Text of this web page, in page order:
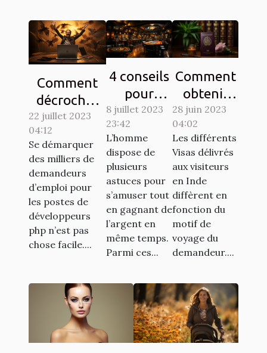
Comment
décrocher
son emploi
de rêve en
tant que
développeur
PHP ?
22 juillet 2023
04:12
Se démarquer
des milliers de
demandeurs
d’emploi pour
les postes de
développeurs
php n’est pas
chose facile....
4 conseils
pour
gagner au
jeu de
casino
aviator
8 juillet 2023
23:42
L’homme
dispose de
plusieurs
astuces pour
s’amuser tout
en gagnant de
l’argent en
même temps.
Parmi ces...
Comment
obtenir
son visa
pour
l’inde ?
28 juin 2023
04:02
Les différents
Visas délivrés
aux visiteurs
en Inde
diffèrent en
fonction du
motif de
voyage du
demandeur....